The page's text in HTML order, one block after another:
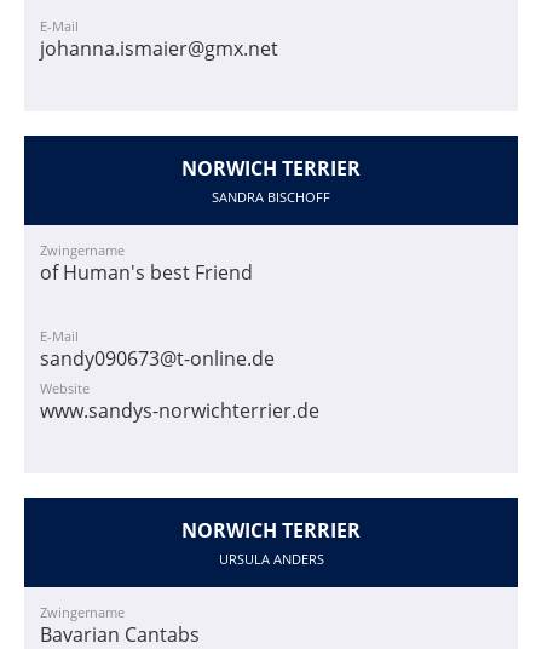
E-Mail
johanna.ismaier@gmx.net
NORWICH TERRIER
SANDRA BISCHOFF
Zwingername
of Human's best Friend
E-Mail
sandy090673@t-online.de
Website
www.sandys-norwichterrier.de
NORWICH TERRIER
URSULA ANDERS
Zwingername
Bavarian Cantabs